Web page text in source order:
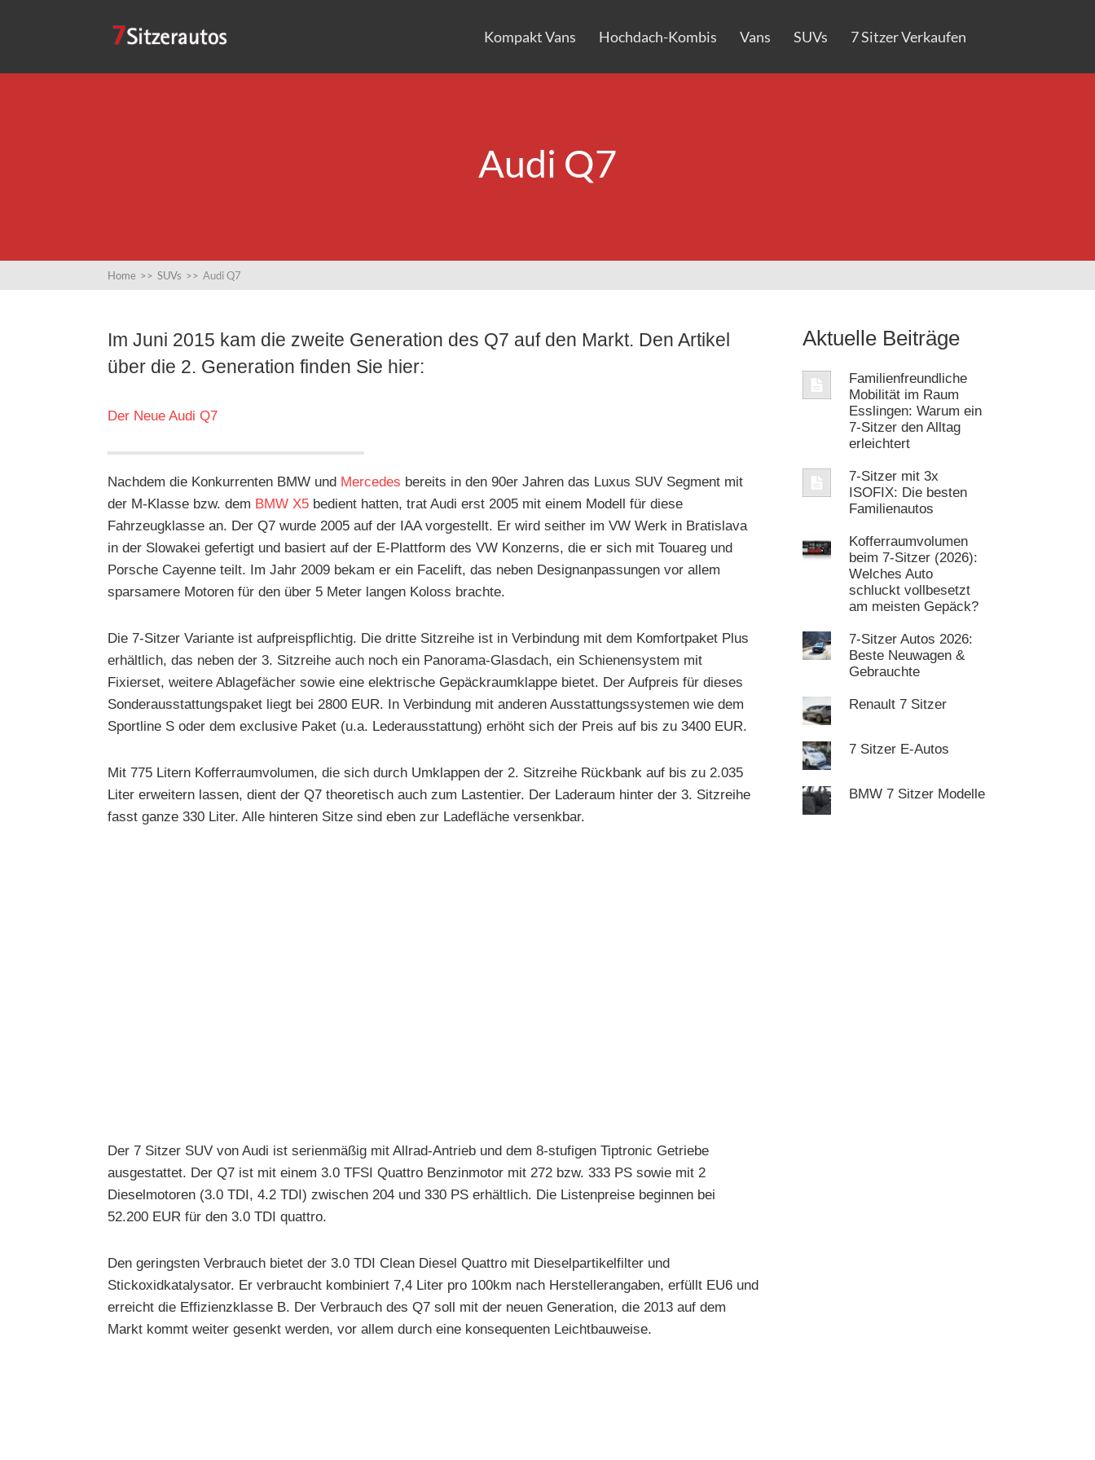
Kompakt Vans Hochdach-Kombis Vans SUVs 7 Sitzer Verkaufen
Audi Q7
Home >> SUVs >> Audi Q7
Im Juni 2015 kam die zweite Generation des Q7 auf den Markt. Den Artikel
über die 2. Generation finden Sie hier:
Der Neue Audi Q7
Nachdem die Konkurrenten BMW und Mercedes bereits in den 90er Jahren das Luxus SUV Segment mit
der M-Klasse bzw. dem BMW X5 bedient hatten, trat Audi erst 2005 mit einem Modell für diese
Fahrzeugklasse an. Der Q7 wurde 2005 auf der IAA vorgestellt. Er wird seither im VW Werk in Bratislava
in der Slowakei gefertigt und basiert auf der E-Plattform des VW Konzerns, die er sich mit Touareg und
Porsche Cayenne teilt. Im Jahr 2009 bekam er ein Facelift, das neben Designanpassungen vor allem
sparsamere Motoren für den über 5 Meter langen Koloss brachte.
Die 7-Sitzer Variante ist aufpreispflichtig. Die dritte Sitzreihe ist in Verbindung mit dem Komfortpaket Plus
erhältlich, das neben der 3. Sitzreihe auch noch ein Panorama-Glasdach, ein Schienensystem mit
Fixierset, weitere Ablagefächer sowie eine elektrische Gepäckraumklappe bietet. Der Aufpreis für dieses
Sonderausstattungspaket liegt bei 2800 EUR. In Verbindung mit anderen Ausstattungssystemen wie dem
Sportline S oder dem exclusive Paket (u.a. Lederausstattung) erhöht sich der Preis auf bis zu 3400 EUR.
Mit 775 Litern Kofferraumvolumen, die sich durch Umklappen der 2. Sitzreihe Rückbank auf bis zu 2.035
Liter erweitern lassen, dient der Q7 theoretisch auch zum Lastentier. Der Laderaum hinter der 3. Sitzreihe
fasst ganze 330 Liter. Alle hinteren Sitze sind eben zur Ladefläche versenkbar.
Der 7 Sitzer SUV von Audi ist serienmäßig mit Allrad-Antrieb und dem 8-stufigen Tiptronic Getriebe
ausgestattet. Der Q7 ist mit einem 3.0 TFSI Quattro Benzinmotor mit 272 bzw. 333 PS sowie mit 2
Dieselmotoren (3.0 TDI, 4.2 TDI) zwischen 204 und 330 PS erhältlich. Die Listenpreise beginnen bei
52.200 EUR für den 3.0 TDI quattro.
Den geringsten Verbrauch bietet der 3.0 TDI Clean Diesel Quattro mit Dieselpartikelfilter und
Stickoxidkatalysator. Er verbraucht kombiniert 7,4 Liter pro 100km nach Herstellerangaben, erfüllt EU6 und
erreicht die Effizienzklasse B. Der Verbrauch des Q7 soll mit der neuen Generation, die 2013 auf dem
Markt kommt weiter gesenkt werden, vor allem durch eine konsequenten Leichtbauweise.
Aktuelle Beiträge
Familienfreundliche
Mobilität im Raum
Esslingen: Warum ein
7‑Sitzer den Alltag
erleichtert
7-Sitzer mit 3x
ISOFIX: Die besten
Familienautos
Kofferraumvolumen
beim 7-Sitzer (2026):
Welches Auto
schluckt vollbesetzt
am meisten Gepäck?
7-Sitzer Autos 2026:
Beste Neuwagen &
Gebrauchte
Renault 7 Sitzer
7 Sitzer E-Autos
BMW 7 Sitzer Modelle